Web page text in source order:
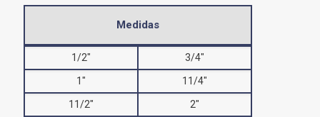
Medidas
1/2″ 3/4″
1″ 11/4″
11/2″ 2″